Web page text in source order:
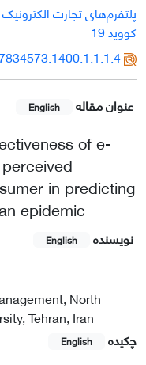
پلتفرم‌های تجارت الکترونیک
کووید 19
عنوان مقاله English
of e-
in predicting
epidemic
نویسنده English
North
Tehran, Iran
چکیده
English